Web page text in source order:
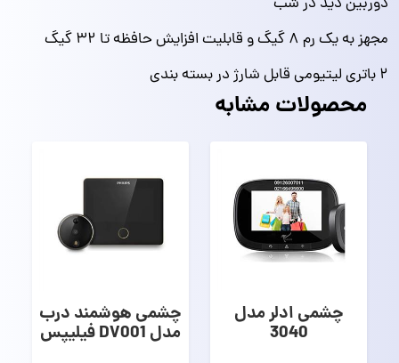
مجهز به یک رم ۸ گیگ و قابلیت افزایش حافظه تا ۳۲ گیگ
۲ باتری لیتیومی قابل شارژ در بسته بندی
محصولات مشابه
چشمی ادلر مدل
3040
چشمی هوشمند درب
مدل DV001 فیلیپس